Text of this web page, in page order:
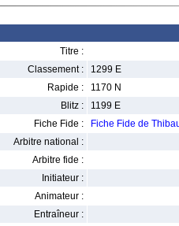
Titre :
Classement :
1299 E
Rapide :
1170 N
Blitz :
1199 E
Fiche Fide :
Fiche Fide de
Arbitre national :
Arbitre fide :
Initiateur :
Animateur :
Entraîneur :